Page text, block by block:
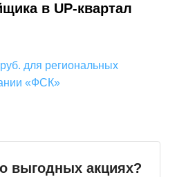
в UP-квартал
для региональных
«ФСК»
выгодных акциях?